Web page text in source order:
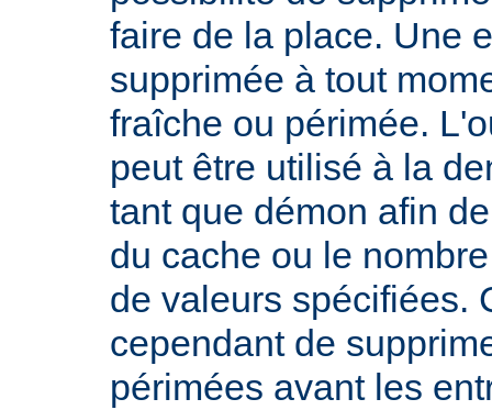
faire de la place. Une
supprimée à tout
fraîche ou périmée.
peut être utilisé à la
tant que démon afin
du cache ou le
de valeurs spécifiées.
cependant de
périmées avant les